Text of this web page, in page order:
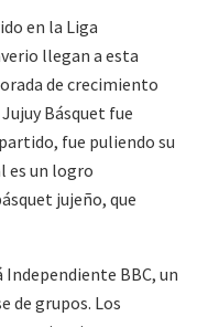
en la Liga
llegan a esta
de crecimiento
Básquet fue
fue puliendo su
es un logro
jujeño, que
BBC, un
de grupos. Los